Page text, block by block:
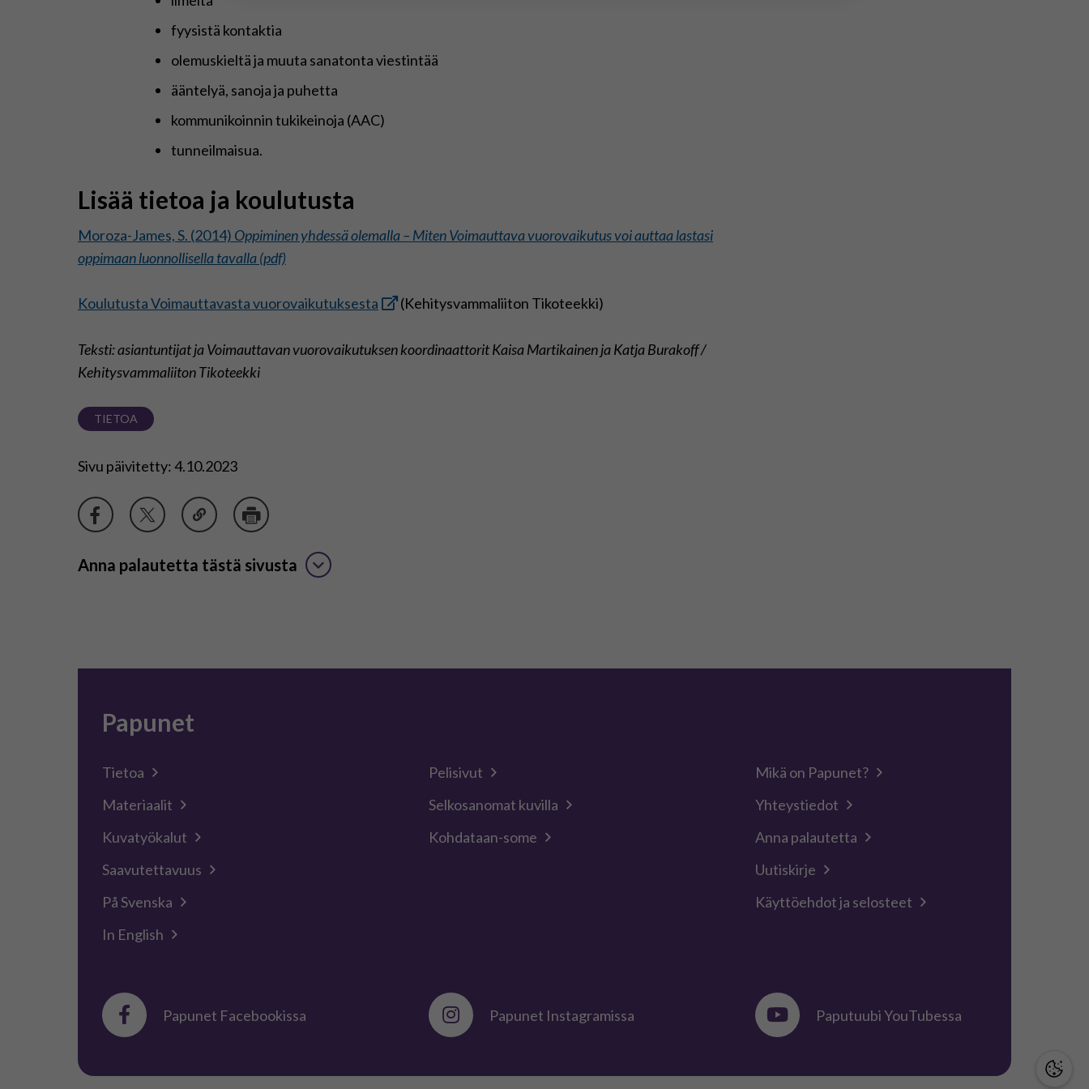
fyysistä kontaktia
olemuskieltä ja muuta sanatonta viestintää
ääntelyä, sanoja ja puhetta
kommunikoinnin tukikeinoja (AAC)
tunneilmaisua.
Lisää tietoa ja koulutusta
Moroza-James, S. (2014) Oppiminen yhdessä olemalla – Miten Voimauttava vuorovaikutus voi auttaa lastasi
oppimaan luonnollisella tavalla (pdf)
Koulutusta Voimauttavasta vuorovaikutuksesta (Kehitysvammaliiton Tikoteekki)
Teksti: asiantuntijat ja Voimauttavan vuorovaikutuksen koordinaattorit Kaisa Martikainen ja Katja Burakoff /
Kehitysvammaliiton Tikoteekki
TIETOA
Sivu päivitetty: 4.10.2023
Anna palautetta tästä sivusta
Papunet
Tietoa
Materiaalit
Kuvatyökalut
Saavutettavuus
På Svenska
In English
Pelisivut
Selkosanomat kuvilla
Kohdataan-some
Mikä on Papunet?
Yhteystiedot
Anna palautetta
Uutiskirje
Käyttöehdot ja selosteet
Papunet Facebookissa Papunet Instagramissa Paputuubi YouTubessa